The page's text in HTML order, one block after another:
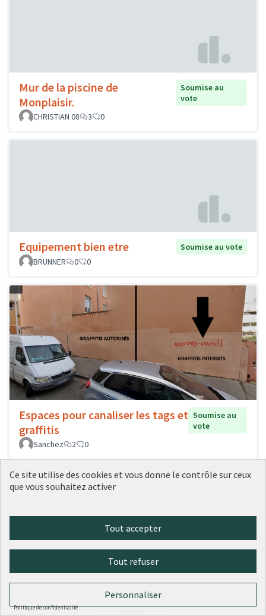
Mur de la piscine de
Monplaisir.
Soumise au
vote
CHRISTIAN 08
3 0
Equipement bien etre
Soumise au vote
BRUNNER
0 0
Espaces pour canaliser les tags et
graffitis
Soumise au
vote
Sanchez
2 0
Garages à vélos sécurisés
Soumise au vote
Ce site utilise des cookies et vous donne le contrôle sur ceux
que vous souhaitez activer
Tout accepter
Tout refuser
Personnaliser
Politique de confidentialité